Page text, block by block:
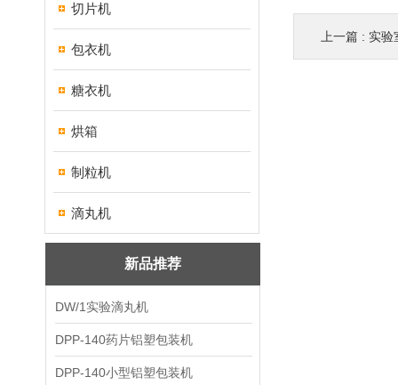
切片机
包衣机
糖衣机
烘箱
制粒机
滴丸机
新品推荐
DW/1实验滴丸机
DPP-140药片铝塑包装机
DPP-140小型铝塑包装机
上一篇 : 实验